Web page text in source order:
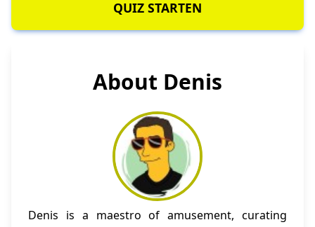
QUIZ STARTEN
About Denis
Denis is a maestro of amusement, curating